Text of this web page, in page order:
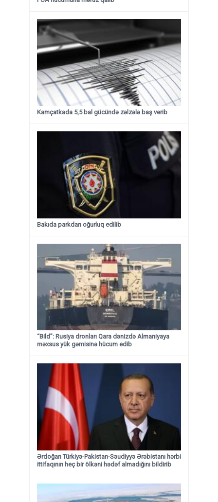
Kamçatkada 5,5 bal gücündə zəlzələ baş verib
Bakıda parkdan oğurluq edilib
“Bild”: Rusiya dronları Qara dənizdə Almaniyaya
məxsus yük gəmisinə hücum edib
Ərdoğan Türkiyə-Pakistan-Səudiyyə Ərəbistanı hərbi
ittifaqının heç bir ölkəni hədəf almadığını bildirib